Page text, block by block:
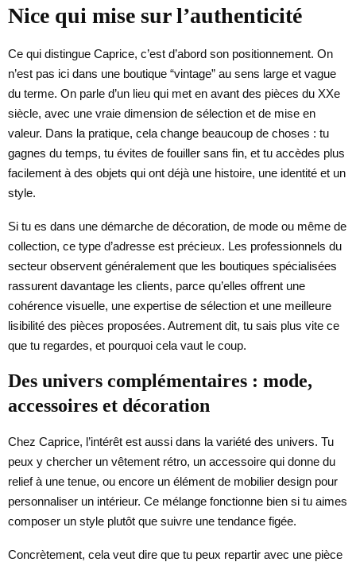
Nice qui mise sur l’authenticité
Ce qui distingue Caprice, c’est d’abord son positionnement. On
n’est pas ici dans une boutique “vintage” au sens large et vague
du terme. On parle d’un lieu qui met en avant des pièces du XXe
siècle, avec une vraie dimension de sélection et de mise en
valeur. Dans la pratique, cela change beaucoup de choses : tu
gagnes du temps, tu évites de fouiller sans fin, et tu accèdes plus
facilement à des objets qui ont déjà une histoire, une identité et un
style.
Si tu es dans une démarche de décoration, de mode ou même de
collection, ce type d’adresse est précieux. Les professionnels du
secteur observent généralement que les boutiques spécialisées
rassurent davantage les clients, parce qu’elles offrent une
cohérence visuelle, une expertise de sélection et une meilleure
lisibilité des pièces proposées. Autrement dit, tu sais plus vite ce
que tu regardes, et pourquoi cela vaut le coup.
Des univers complémentaires : mode,
accessoires et décoration
Chez Caprice, l’intérêt est aussi dans la variété des univers. Tu
peux y chercher un vêtement rétro, un accessoire qui donne du
relief à une tenue, ou encore un élément de mobilier design pour
personnaliser un intérieur. Ce mélange fonctionne bien si tu aimes
composer un style plutôt que suivre une tendance figée.
Concrètement, cela veut dire que tu peux repartir avec une pièce